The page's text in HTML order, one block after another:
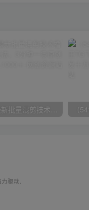
（9982期）最新批量混剪技术撸收益热门领域玩法，3分钟一条原创视频，轻松日入1000＋
力驱动.